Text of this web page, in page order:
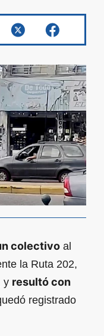
colectivo al
la Ruta 202,
y resultó con
registrado